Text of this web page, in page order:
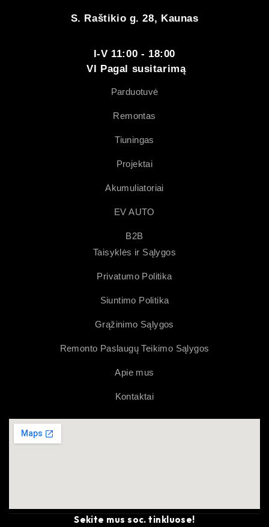
S. Raštikio g. 28, Kaunas
I-V 11:00 - 18:00
VI Pagal susitarimą
Parduotuvė
Remontas
Tiuningas
Projektai
Akumuliatoriai
EV AUTO
B2B
Taisyklės ir Sąlygos
Privatumo Politika
Siuntimo Politika
Grąžinimo Sąlygos
Remonto Paslaugų Teikimo Sąlygos
Apie mus
Kontaktai
Sekite mus soc. tinkluose!